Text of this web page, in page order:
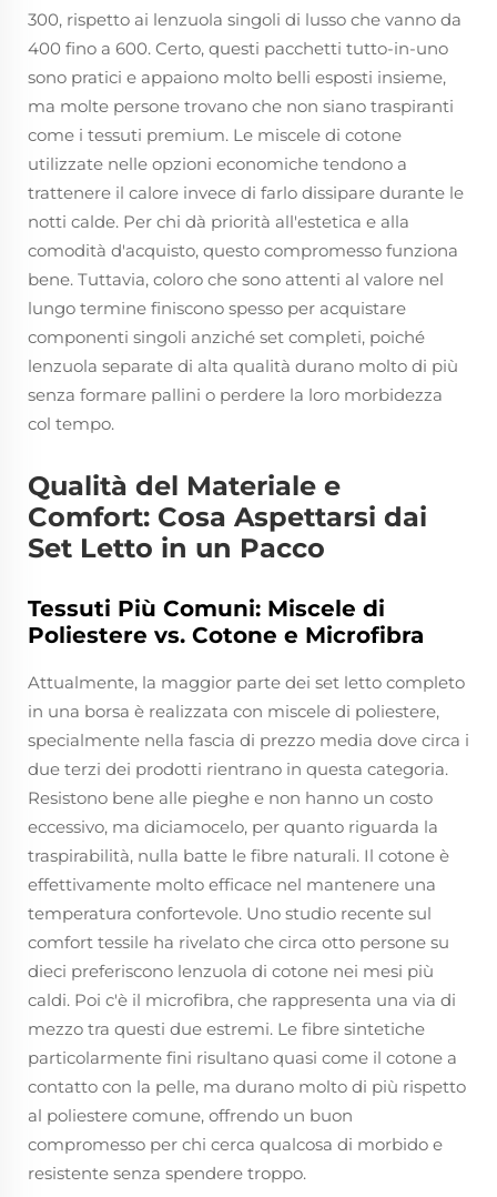
300, rispetto ai lenzuola singoli di lusso che vanno da
400 fino a 600. Certo, questi pacchetti tutto-in-uno
sono pratici e appaiono molto belli esposti insieme,
ma molte persone trovano che non siano traspiranti
come i tessuti premium. Le miscele di cotone
utilizzate nelle opzioni economiche tendono a
trattenere il calore invece di farlo dissipare durante le
notti calde. Per chi dà priorità all'estetica e alla
comodità d'acquisto, questo compromesso funziona
bene. Tuttavia, coloro che sono attenti al valore nel
lungo termine finiscono spesso per acquistare
componenti singoli anziché set completi, poiché
lenzuola separate di alta qualità durano molto di più
senza formare pallini o perdere la loro morbidezza
col tempo.
Qualità del Materiale e
Comfort: Cosa Aspettarsi dai
Set Letto in un Pacco
Tessuti Più Comuni: Miscele di
Poliestere vs. Cotone e Microfibra
Attualmente, la maggior parte dei set letto completo
in una borsa è realizzata con miscele di poliestere,
specialmente nella fascia di prezzo media dove circa i
due terzi dei prodotti rientrano in questa categoria.
Resistono bene alle pieghe e non hanno un costo
eccessivo, ma diciamocelo, per quanto riguarda la
traspirabilità, nulla batte le fibre naturali. Il cotone è
effettivamente molto efficace nel mantenere una
temperatura confortevole. Uno studio recente sul
comfort tessile ha rivelato che circa otto persone su
dieci preferiscono lenzuola di cotone nei mesi più
caldi. Poi c'è il microfibra, che rappresenta una via di
mezzo tra questi due estremi. Le fibre sintetiche
particolarmente fini risultano quasi come il cotone a
contatto con la pelle, ma durano molto di più rispetto
al poliestere comune, offrendo un buon
compromesso per chi cerca qualcosa di morbido e
resistente senza spendere troppo.